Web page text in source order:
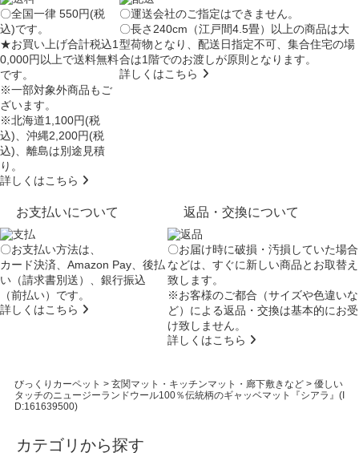
〇全国一律 550円(税
込)です。
★お買い上げ合計税込1
0,000円以上で送料無料
です。
※一部対象外商品もご
ざいます。
※北海道1,100円(税
込)、沖縄2,200円(税
込)、離島は別途見積
り。
詳しくはこちら
〇運送会社のご指定はできません。
〇長さ240cm（江戸間4.5畳）以上の商品は大
型荷物となり、配送日指定不可、集合住宅の場
合は1階でのお渡しが原則となります。
詳しくはこちら
お支払いについて
〇お支払い方法は、
カード決済、Amazon Pay、後払
い（請求書別送）、銀行振込
（前払い）です。
詳しくはこちら
返品・交換について
〇お届け時に破損・汚損していた場合
などは、すぐに新しい商品とお取替え
致します。
※お客様のご都合（サイズや色違いな
ど）による返品・交換は基本的にお受
け致しません。
詳しくはこちら
びっくりカーペット > 玄関マット・キッチンマット・廊下敷きなど> 優しい
タッチのニュージーランドウール100％伝統柄のギャッベマット『シアラ』(I
D:161639500)
カテゴリから探す